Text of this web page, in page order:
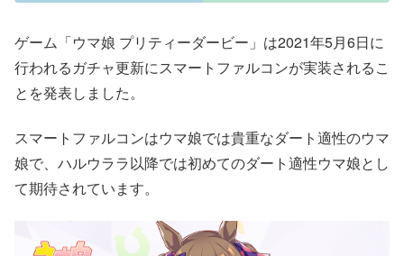
ゲーム「ウマ娘 プリティーダービー」は2021年5月6日に
行われるガチャ更新にスマートファルコンが実装されるこ
とを発表しました。
スマートファルコンはウマ娘では貴重なダート適性のウマ
娘で、ハルウララ以降では初めてのダート適性ウマ娘とし
て期待されています。